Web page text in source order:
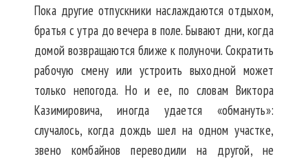
Пока другие отпускники наслаждаются отдыхом,
братья с утра до вечера в поле. Бывают дни, когда
домой возвращаются ближе к полуночи. Сократить
рабочую смену или устроить выходной может
только непогода. Но и ее, по словам Виктора
Казимировича, иногда удается «обмануть»:
случалось, когда дождь шел на одном участке,
звено комбайнов переводили на другой, не